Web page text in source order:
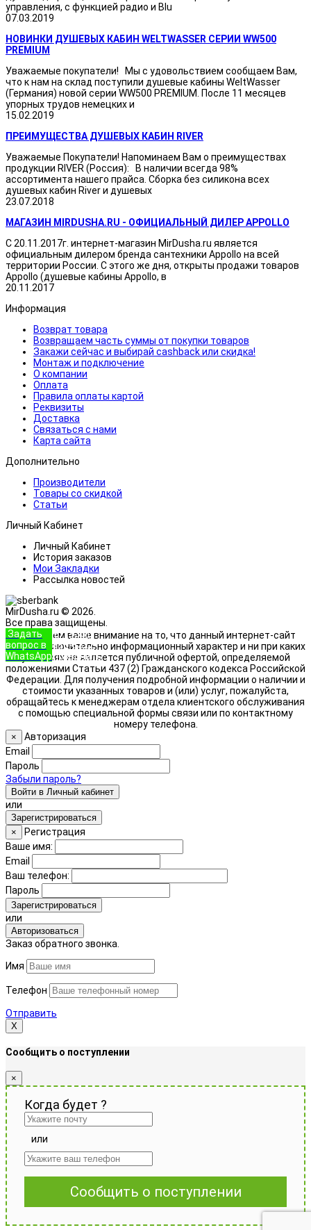
управления, с функцией радио и Blu
07.03.2019
НОВИНКИ ДУШЕВЫХ КАБИН WELTWASSER СЕРИИ WW500
PREMIUM
Уважаемые покупатели! Мы с удовольствием сообщаем Вам,
что к нам на склад поступили душевые кабины WeltWasser
(Германия) новой серии WW500 PREMIUM. После 11 месяцев
упорных трудов немецких и
15.02.2019
ПРЕИМУЩЕСТВА ДУШЕВЫХ КАБИН RIVER
Уважаемые Покупатели! Напоминаем Вам о преимуществах
продукции RIVER (Россия): В наличии всегда 98%
ассортимента нашего прайса. Сборка без силикона всех
душевых кабин River и душевых
23.07.2018
МАГАЗИН MIRDUSHA.RU - ОФИЦИАЛЬНЫЙ ДИЛЕР APPOLLO
С 20.11.2017г. интернет-магазин MirDusha.ru является
официальным дилером бренда сантехники Appollo на всей
территории России. С этого же дня, открыты продажи товаров
Appollo (душевые кабины Appollo, в
20.11.2017
Информация
Возврат товара
Возвращаем часть суммы от покупки товаров
Закажи сейчас и выбирай cashback или скидка!
Монтаж и подключение
О компании
Оплата
Правила оплаты картой
Реквизиты
Доставка
Связаться с нами
Карта сайта
Дополнительно
Производители
Товары со скидкой
Статьи
Личный Кабинет
Личный Кабинет
История заказов
Мои Закладки
Рассылка новостей
MirDusha.ru © 2026.
Все права защищены.
Обращаем ваше внимание на то, что данный интернет-сайт
носит исключительно информационный характер и ни при каких
условиях не является публичной офертой, определяемой
положениями Статьи 437 (2) Гражданского кодекса Российской
Федерации. Для получения подробной информации о наличии и
стоимости указанных товаров и (или) услуг, пожалуйста,
обращайтесь к менеджерам отдела клиентского обслуживания
с помощью специальной формы связи или по контактному
номеру телефона.
Задать
вопрос в
WhatsApp
+7 (933)
888-8322
Позвонить
×
Авторизация
Email
Пароль
Забыли пароль?
Войти в Личный кабинет
или
Зарегистрироваться
×
Регистрация
Ваше имя:
Email
Ваш телефон:
Пароль
Зарегистрироваться
или
Авторизоваться
Заказ обратного звонка.
Имя
Телефон
Отправить
Х
Сообщить о поступлении
×
Когда будет ?
или
Сообщить о поступлении